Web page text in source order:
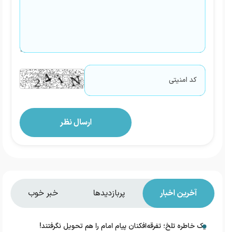
آخرین اخبار پربازدیدها خبر خوب
یک خاطره تلخ؛ تفرقه‌افکنان پیام امام را هم تحویل نگرفتند!